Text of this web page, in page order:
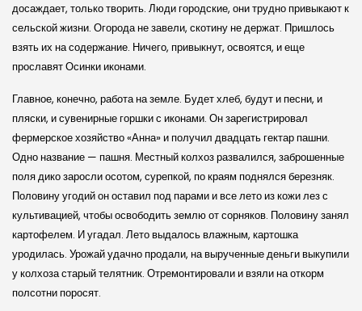
досаждает, только творить. Люди городские, они трудно привыкают к
сельской жизни. Огорода не завели, скотину не держат. Пришлось
взять их на содержание. Ничего, привыкнут, освоятся, и еще
прославят Осинки иконами.
Главное, конечно, работа на земле. Будет хлеб, будут и песни, и
пляски, и сувенирные горшки с иконами. Он зарегистрировал
фермерское хозяйство «Анна» и получил двадцать гектар пашни.
Одно название — пашня. Местный колхоз развалился, заброшенные
поля дико заросли осотом, сурепкой, по краям поднялся березняк.
Половину угодий он оставил под парами и все лето из кожи лез с
культивацией, чтобы освободить землю от сорняков. Половину занял
картофелем. И угадал. Лето выдалось влажным, картошка
уродилась. Урожай удачно продали, на вырученные деньги выкупили
у колхоза старый телятник. Отремонтировали и взяли на откорм
полсотни поросят.